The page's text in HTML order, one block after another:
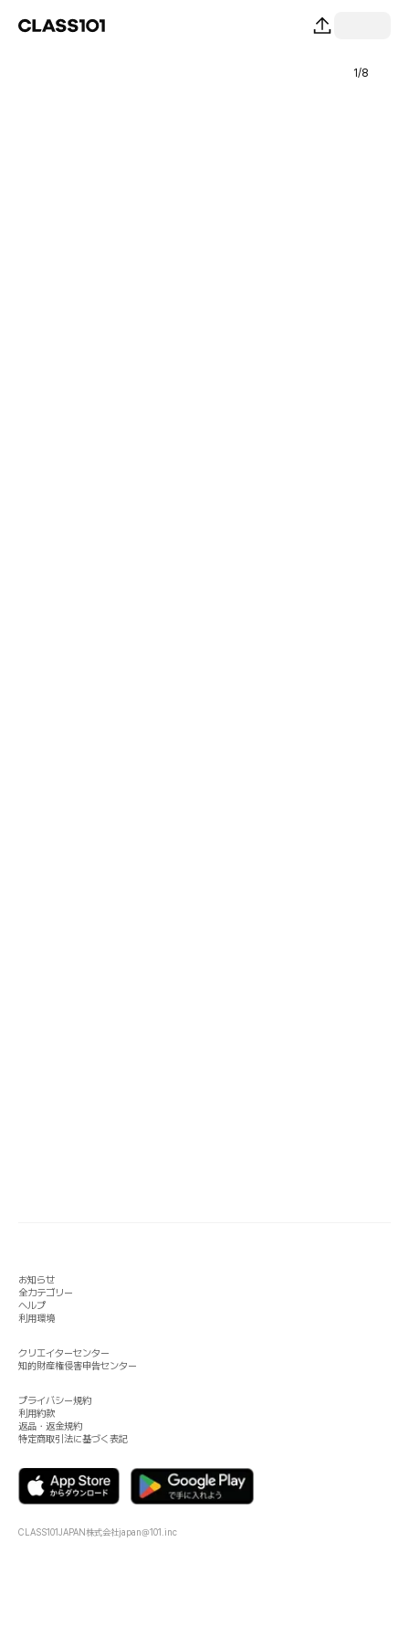
1/8
お知らせ
全カテゴリー
ヘルプ
利用環境
クリエイターセンター
知的財産権侵害申告センター
プライバシー規約
利用約款
返品・返金規約
特定商取引法に基づく表記
CLASS101JAPAN株式会社japan@101.inc